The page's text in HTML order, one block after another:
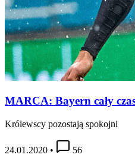
MARCA: Bayern cały
Królewscy pozostają spokojni
24.01.2020 • 56